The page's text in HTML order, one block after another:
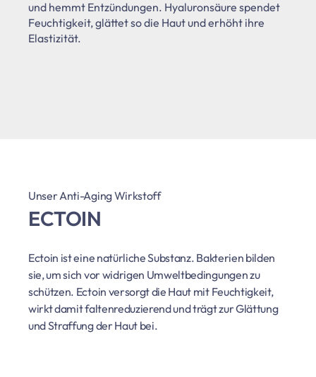
und hemmt Entzündungen. Hyaluronsäure spendet
Feuchtigkeit, glättet so die Haut und erhöht ihre
Elastizität.
Unser Anti-Aging Wirkstoff
ECTOIN
Ectoin ist eine natürliche Substanz. Bakterien bilden
sie, um sich vor widrigen Umweltbedingungen zu
schützen. Ectoin versorgt die Haut mit Feuchtigkeit,
wirkt damit faltenreduzierend und trägt zur Glättung
und Straffung der Haut bei.